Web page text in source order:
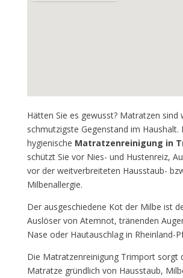
Hätten Sie es gewusst? Matratzen sind
schmutzigste Gegenstand im Haushalt.
hygienische Matratzenreinigung in
schützt Sie vor Nies- und Hustenreiz,
vor der weitverbreiteten Hausstaub-
Milbenallergie.
Der ausgeschiedene Kot der Milbe ist
Auslöser von Atemnot, tränenden
Nase oder Hautauschlag in Rheinland-
Die Matratzenreinigung Trimport sorgt
Matratze gründlich von Hausstaub,